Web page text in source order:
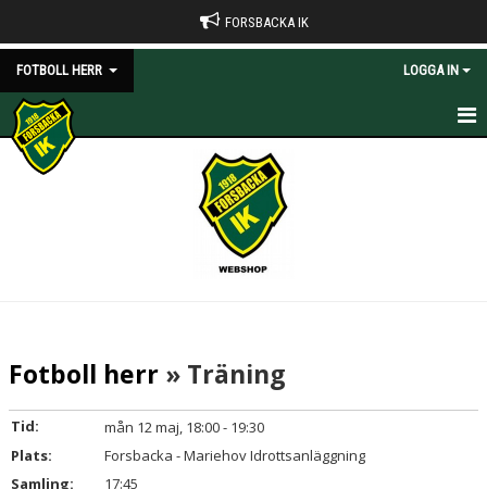
FORSBACKA IK
FOTBOLL HERR LOGGA IN
HEM
Fotboll herr » Träning
Tid:
mån 12 maj, 18:00 - 19:30
Plats:
Forsbacka - Mariehov Idrottsanläggning
Samling:
17:45